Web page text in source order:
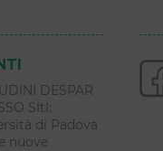
DESPAR
SItI:
di Padova
nuove